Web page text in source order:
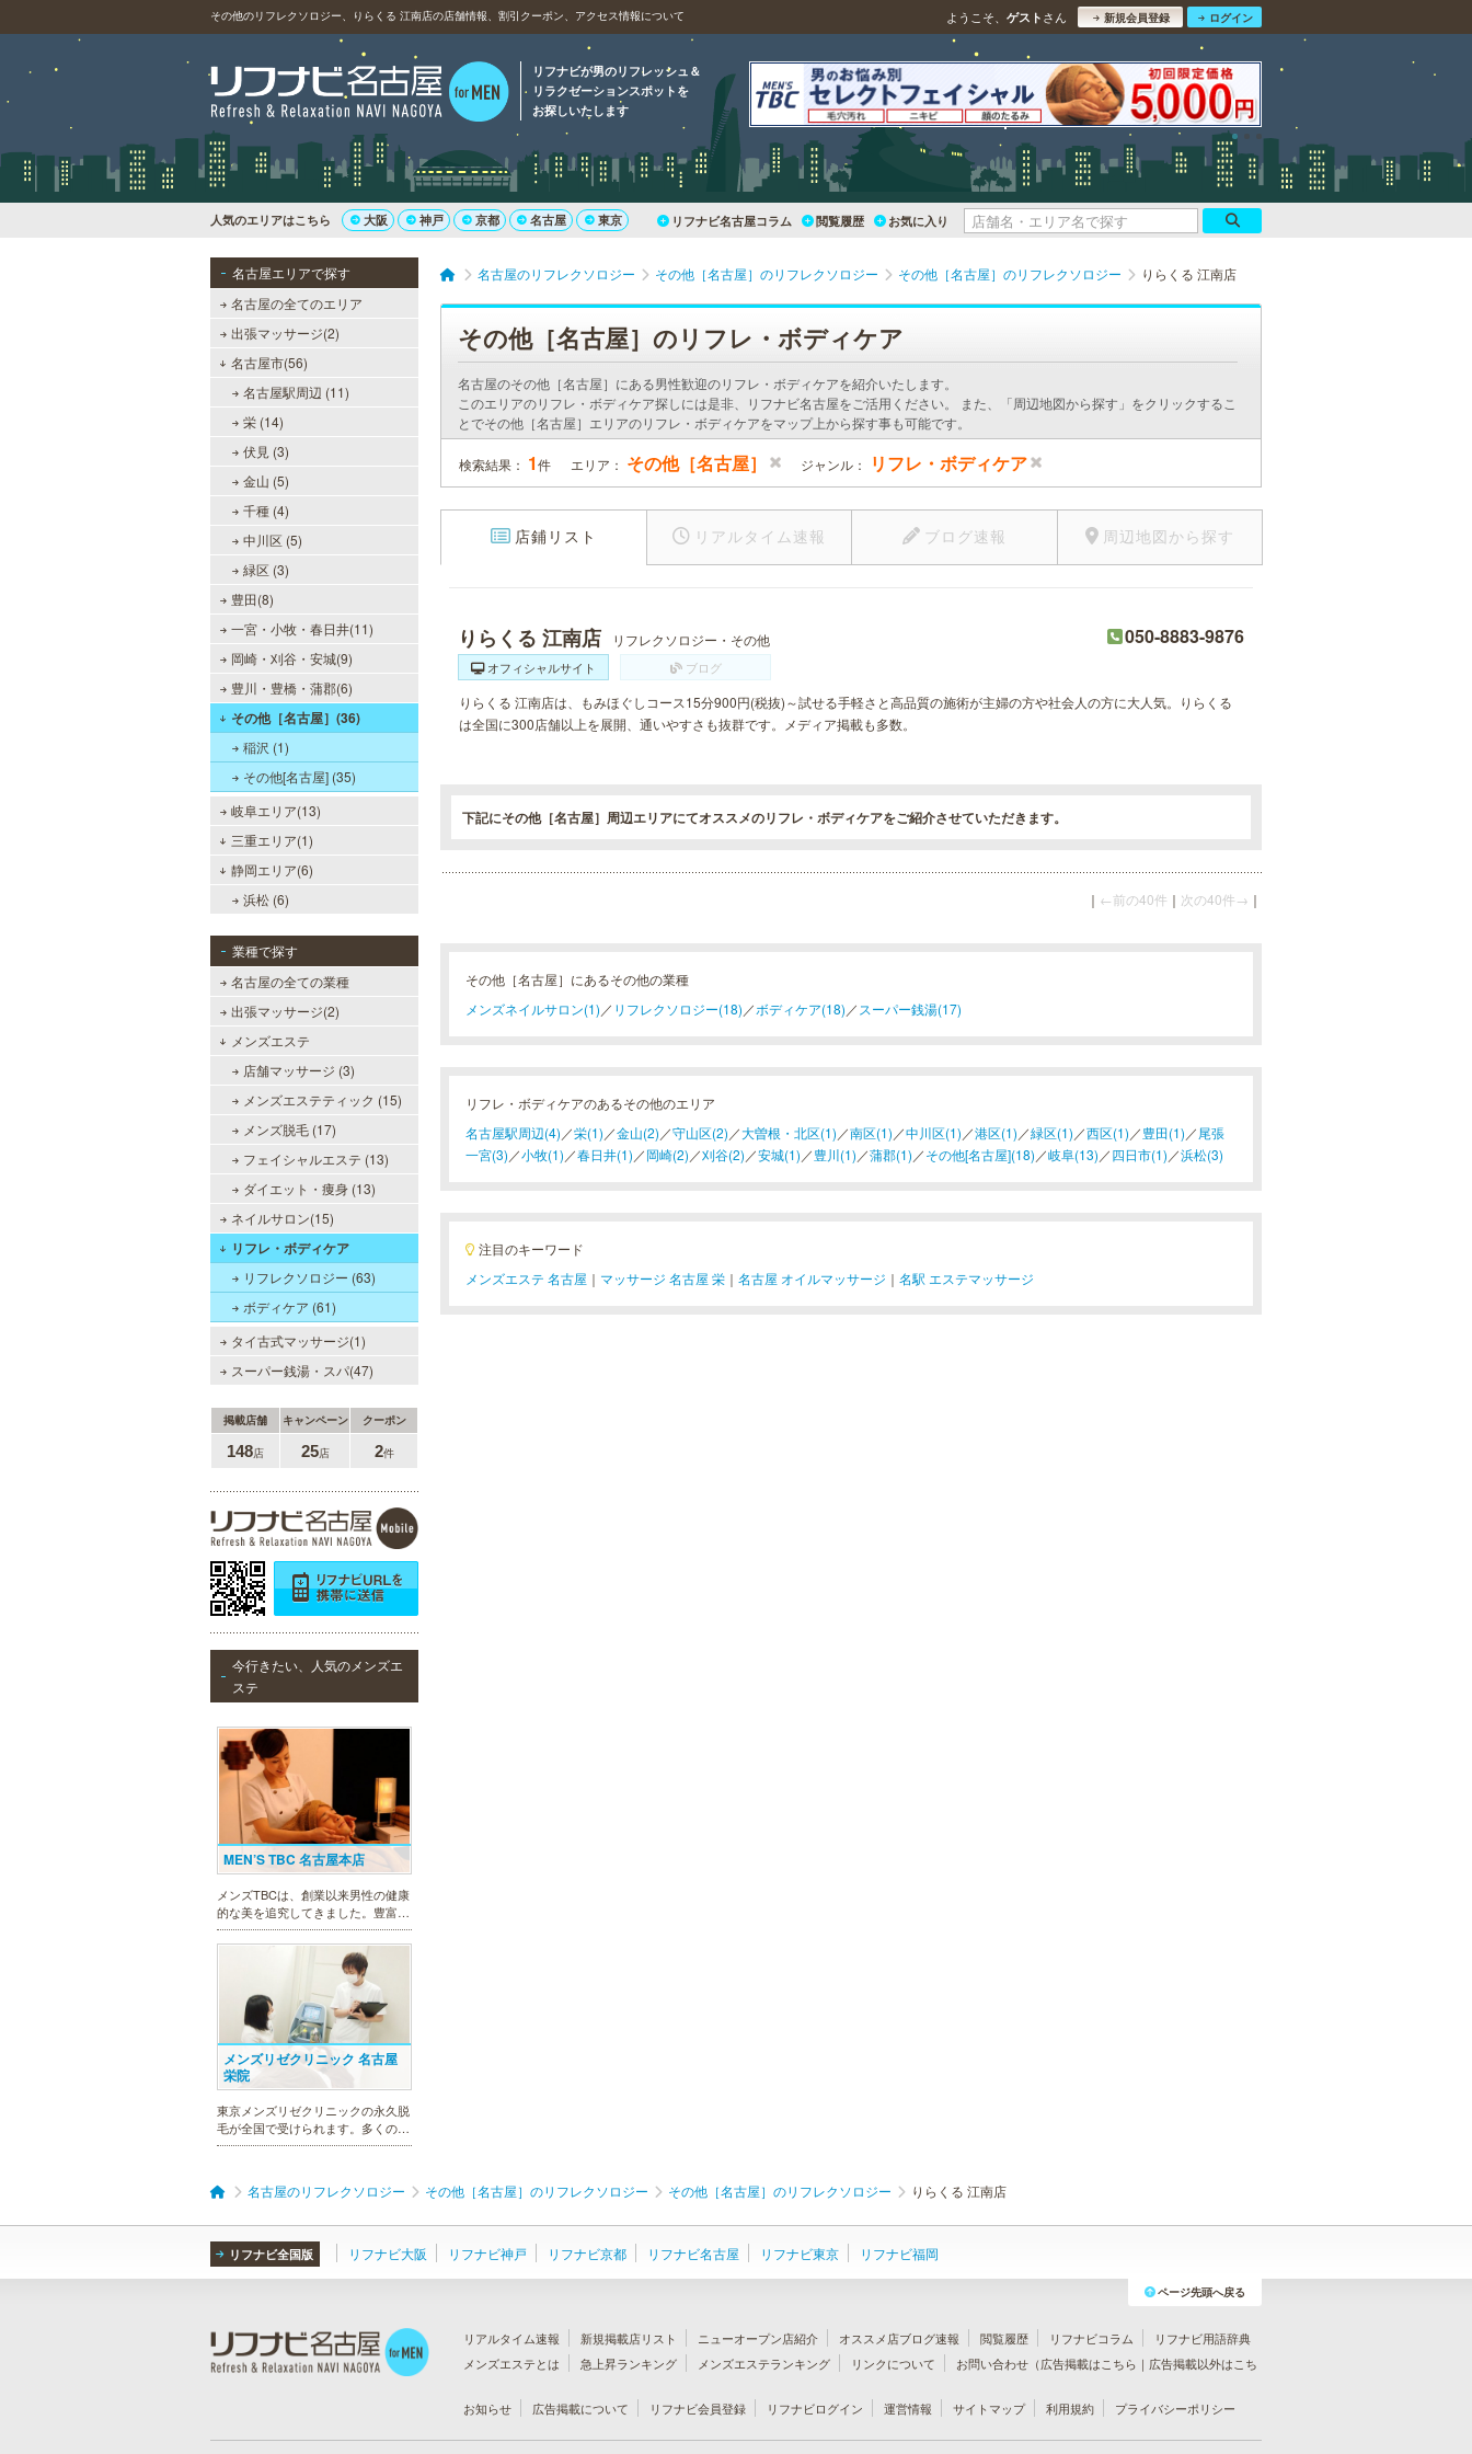
その他のリフレクソロジー、りらくる 江南店の店舗情報、割引クーポン、アクセス情報について ようこそ、 ゲスト さん 新規会員登録 ログイン
リフナビが男のリフレッシュ＆
リラクゼーションスポットを
お探しいたします
人気のエリアはこちら 大阪 神戸 京都 名古屋 東京 リフナビ名古屋コラム 閲覧履歴 お気に入り
名古屋エリアで探す
名古屋の全てのエリア
出張マッサージ(2)
名古屋市(56)
名古屋駅周辺 (11)
栄 (14)
伏見 (3)
金山 (5)
千種 (4)
中川区 (5)
緑区 (3)
豊田(8)
一宮・小牧・春日井(11)
岡崎・刈谷・安城(9)
豊川・豊橋・蒲郡(6)
その他［名古屋］(36)
稲沢 (1)
その他[名古屋] (35)
岐阜エリア(13)
三重エリア(1)
静岡エリア(6)
浜松 (6)
業種で探す
名古屋の全ての業種
出張マッサージ(2)
メンズエステ
店舗マッサージ (3)
メンズエステティック (15)
メンズ脱毛 (17)
フェイシャルエステ (13)
ダイエット・痩身 (13)
ネイルサロン(15)
リフレ・ボディケア
リフレクソロジー (63)
ボディケア (61)
タイ古式マッサージ(1)
スーパー銭湯・スパ(47)
掲載店舗 キャンペーン クーポン
148店 25店 2件
今行きたい、人気のメンズエ
ステ
MEN’S TBC 名古屋本店
メンズTBCは、創業以来男性の健康
的な美を追究してきました。豊富な
脱毛メニューを始め、フェイシャル
ケア、下腹引き締め等、各種お得な
体験コースを取り揃えています。選
べる種類の多さで初めての方も安心
です。
メンズリゼクリニック 名古屋
栄院
東京メンズリゼクリニックの永久脱
毛が全国で受けられます。多くの男
性患者様にご支持頂き、新宿1院か
展開するクリニックになりました。
ラ・パルレでは、内側からも外側か
らも健康的に美しく男性をサポー
ト。脱メタボリックやダイエット、
マッチョコースやにきび内外コー
名古屋のリフレクソロジー その他［名古屋］のリフレクソロジー その他［名古屋］のリフレクソロジー りらくる 江南店
その他［名古屋］のリフレ・ボディケア
名古屋のその他［名古屋］にある男性歓迎のリフレ・ボディケアを紹介いたします。
このエリアのリフレ・ボディケア探しには是非、リフナビ名古屋をご活用ください。 また、「周辺地図から探す」をクリックするこ
とでその他［名古屋］エリアのリフレ・ボディケアをマップ上から探す事も可能です。
検索結果： 1件 エリア： その他［名古屋］ ジャンル： リフレ・ボディケア
店鋪リスト リアルタイム速報 ブログ速報 周辺地図から探す
りらくる 江南店 リフレクソロジー・その他 050-8883-9876
オフィシャルサイト ブログ
りらくる 江南店は、もみほぐしコース15分900円(税抜)～試せる手軽さと高品質の施術が主婦の方や社会人の方に大人気。りらくる
は全国に300店舗以上を展開、通いやすさも抜群です。メディア掲載も多数。
下記にその他［名古屋］周辺エリアにてオススメのリフレ・ボディケアをご紹介させていただきます。
｜ ←前の40件 ｜ 次の40件→ ｜
その他［名古屋］にあるその他の業種
メンズネイルサロン(1) ／ リフレクソロジー(18) ／ボディケア(18) ／ スーパー銭湯(17)
リフレ・ボディケアのあるその他のエリア
名古屋駅周辺(4) ／栄(1) ／金山(2) ／守山区(2) ／大曽根・北区(1) ／南区(1) ／中川区(1) ／港区(1) ／緑区(1) ／西区(1) ／豊田(1) ／尾張
一宮(3) ／小牧(1) ／春日井(1) ／岡崎(2) ／刈谷(2) ／安城(1) ／豊川(1) ／蒲郡(1) ／その他[名古屋](18) ／岐阜(13) ／四日市(1) ／浜松(3)
注目のキーワード
メンズエステ 名古屋 ｜ マッサージ 名古屋 栄 ｜ 名古屋 オイルマッサージ ｜ 名駅 エステマッサージ
名古屋のリフレクソロジー その他［名古屋］のリフレクソロジー その他［名古屋］のリフレクソロジー りらくる 江南店
リフナビ全国版 リフナビ大阪 リフナビ神戸 リフナビ京都 リフナビ名古屋 リフナビ東京 リフナビ福岡
ページ先頭へ戻る
リアルタイム速報 新規掲載店リスト ニューオープン店紹介 オススメ店ブログ速報 閲覧履歴 リフナビコラム
リフナビ用語辞典
メンズエステとは
急上昇ランキング メンズエステランキング リンクについて お問い合わせ（広告掲載はこちら ｜ 広告掲載以外はこち
お知らせ
広告掲載について リフナビ会員登録 リフナビログイン 運営情報 サイトマップ 利用規約 プライバシーポリシー